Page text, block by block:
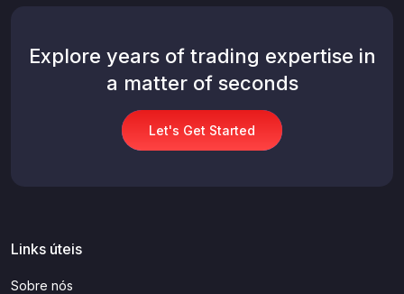
Explore years of trading expertise in
a matter of seconds
Let's Get Started
Links úteis
Sobre nós